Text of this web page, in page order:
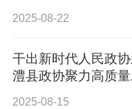
2025-08-22
干出新时代人民政协
澧县政协聚力高质
2025-08-15